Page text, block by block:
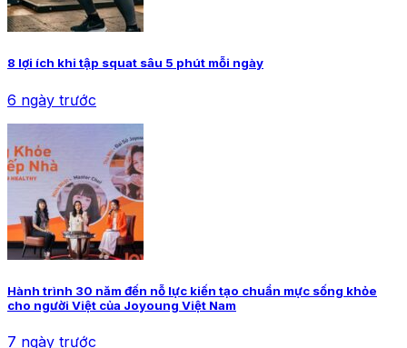
8 lợi ích khi tập squat sâu 5 phút mỗi ngày
6 ngày trước
Hành trình 30 năm đến nỗ lực kiến tạo chuẩn mực sống khỏe
cho người Việt của Joyoung Việt Nam
7 ngày trước